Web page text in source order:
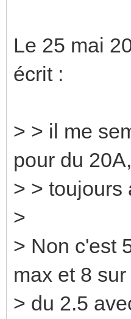
Le 25 mai
écrit :
> > il me
pour du 20A,
> > toujours
>
> Non c'est
max et 8 sur
> du 2.5